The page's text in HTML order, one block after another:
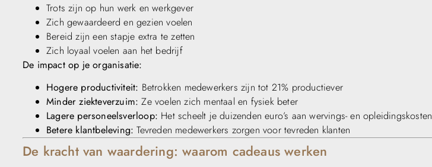
Trots zijn op hun werk en werkgever
Zich gewaardeerd en gezien voelen
Bereid zijn een stapje extra te zetten
Zich loyaal voelen aan het bedrijf
De impact op je organisatie:
Hogere productiviteit: Betrokken medewerkers zijn tot 21% productiever
Minder ziekteverzuim: Ze voelen zich mentaal en fysiek beter
Lagere personeelsverloop: Het scheelt je duizenden euro’s aan wervings- en opleidingskosten
Betere klantbeleving: Tevreden medewerkers zorgen voor tevreden klanten
De kracht van waardering: waarom cadeaus werken